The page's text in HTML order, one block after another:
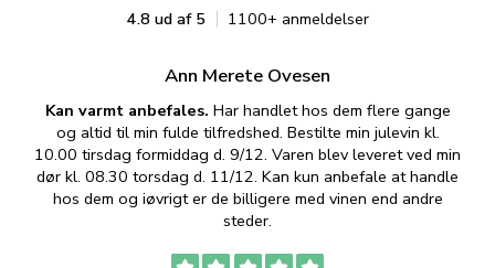
4.8 ud af 5 1100+ anmeldelser
Ann Merete Ovesen
Kan varmt anbefales. Har handlet hos dem flere gange
og altid til min fulde tilfredshed. Bestilte min julevin kl.
10.00 tirsdag formiddag d. 9/12. Varen blev leveret ved min
dør kl. 08.30 torsdag d. 11/12. Kan kun anbefale at handle
hos dem og iøvrigt er de billigere med vinen end andre
steder.